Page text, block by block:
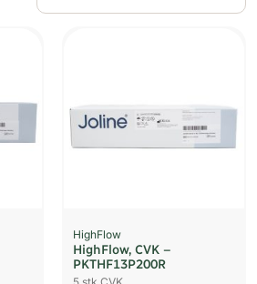
HighFlow
HighFlow, CVK –
PKTHF13P200R